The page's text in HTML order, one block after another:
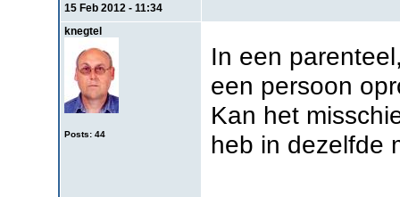
15 Feb 2012 - 11:34
knegtel
Posts: 44
In een
een persoon
Kan het
heb in dezelfde